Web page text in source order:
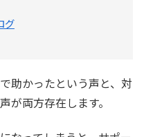
グ
助かったという声と、対
が両方存在します。